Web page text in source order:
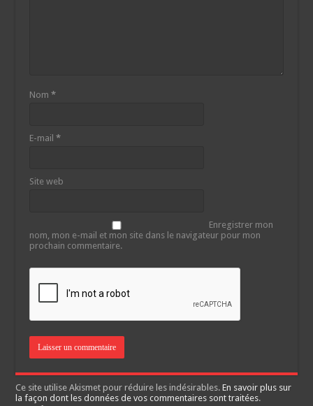
Nom*
E-mail*
Site web
Enregistrer mon
nom, mon e-mail et mon site dans le navigateur pour mon
prochain commentaire.
Ce site utilise Akismet pour réduire les indésirables.En savoir plus sur
la façon dont les données de vos commentaires sont traitées.